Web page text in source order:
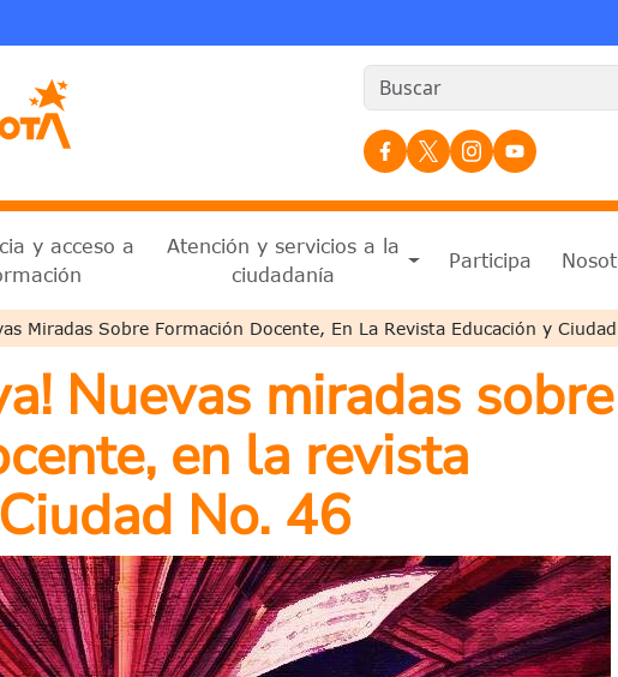
Redes Sociales
y acceso a
Atención y servicios a la
ciudadanía
Participa
a la navegación
Miradas Sobre Formación Docente, En La Revista Educación y
Nuevas miradas sobre
en la revista
No. 46